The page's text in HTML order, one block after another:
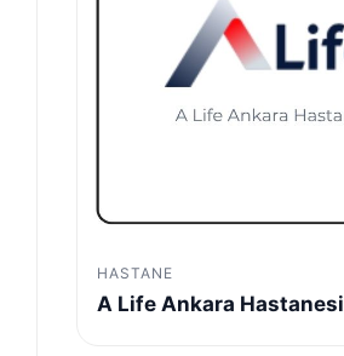
HASTANE
A Life Ankara Hastanesi